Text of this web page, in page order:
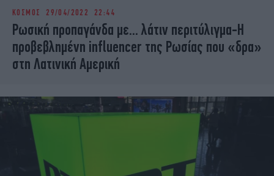
ΚΟΣΜΟΣ 29/04/2022 22:44
Ρωσική προπαγάνδα με... λάτιν περιτύλιγμα-Η
προβεβλημένη influencer της Ρωσίας που «δρα»
στη Λατινική Αμερική